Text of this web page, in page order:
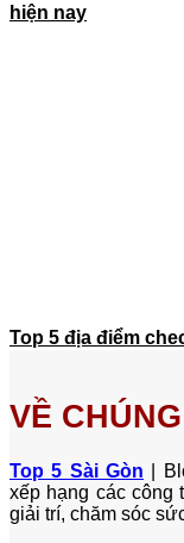
hiện nay
Top 5 địa điểm
VỀ
Top 5 Sài Gòn |
xếp hạng các công
giải trí, chăm sóc